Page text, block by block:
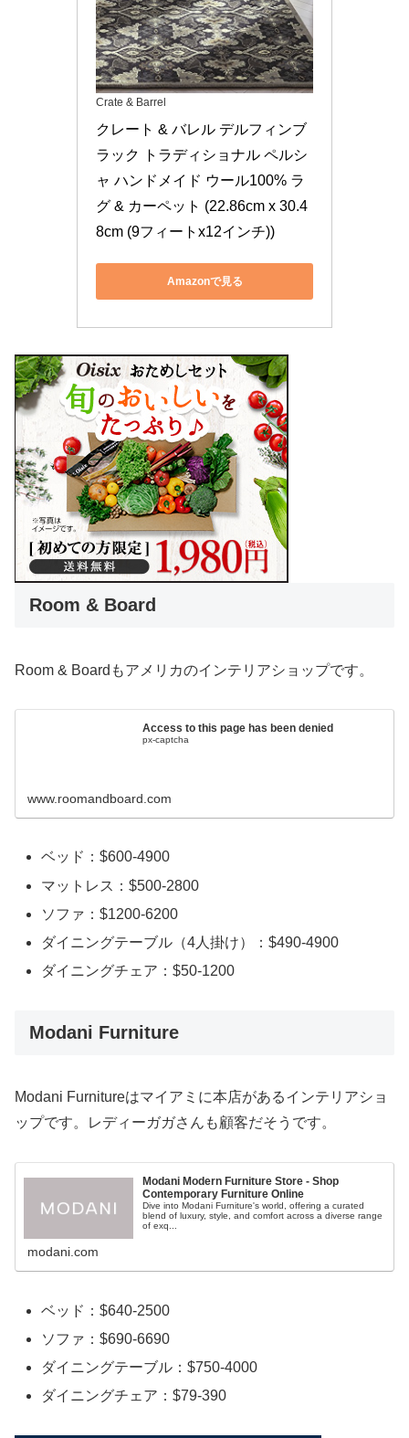
Crate & Barrel
クレート & バレル デルフィンブ
ラック トラディショナル ペルシ
ャ ハンドメイド ウール100% ラ
グ & カーペット (22.86cm x 30.4
8cm (9フィートx12インチ))
Amazonで見る
Room & Board
Room & Boardもアメリカのインテリアショップです。
Access to this page has been denied
px-captcha
www.roomandboard.com
ベッド：$600-4900
マットレス：$500-2800
ソファ：$1200-6200
ダイニングテーブル（4人掛け）：$490-4900
ダイニングチェア：$50-1200
Modani Furniture
Modani Furnitureはマイアミに本店があるインテリアショ
ップです。レディーガガさんも顧客だそうです。
Modani Modern Furniture Store - Shop
Contemporary Furniture Online
Dive into Modani Furniture's world, offering a curated
blend of luxury, style, and comfort across a diverse range
of exq...
modani.com
ベッド：$640-2500
ソファ：$690-6690
ダイニングテーブル：$750-4000
ダイニングチェア：$79-390